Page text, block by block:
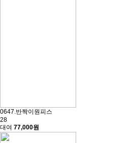
0647.반짝이원피스
28
대여 77,000원